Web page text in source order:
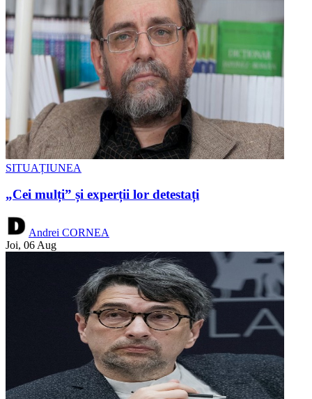
SITUAȚIUNEA
„Cei mulți” și experții lor detestați
Andrei CORNEA
Joi, 06 Aug